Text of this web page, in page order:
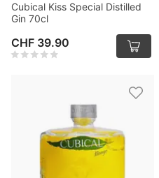
Cubical Kiss Special Distilled
Gin 70cl
CHF 39.90